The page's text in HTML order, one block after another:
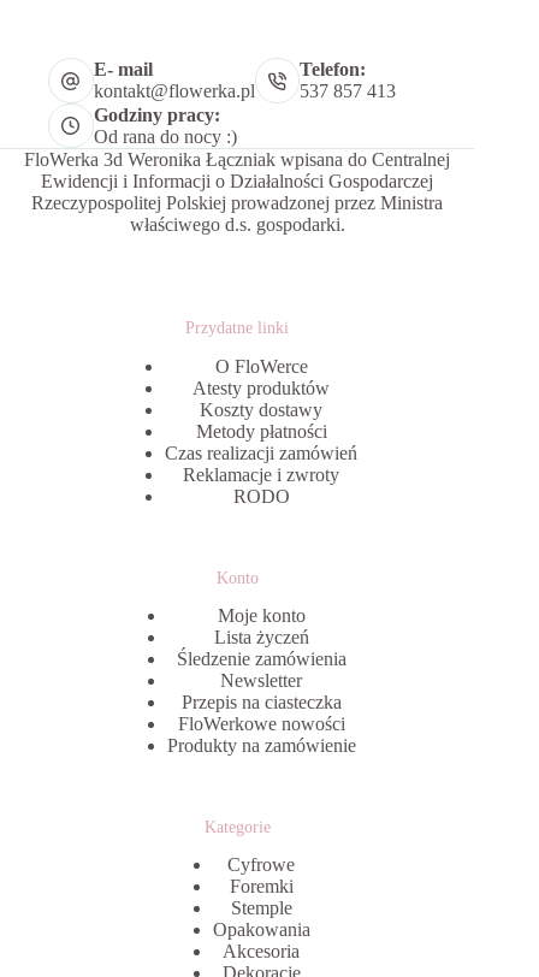
E- mail
kontakt@flowerka.pl
Telefon:
537 857 413
Godziny pracy:
Od rana do nocy :)
FloWerka 3d Weronika Łączniak wpisana do Centralnej
Ewidencji i Informacji o Działalności Gospodarczej
Rzeczypospolitej Polskiej prowadzonej przez Ministra
właściwego d.s. gospodarki.
Przydatne linki
O FloWerce
Atesty produktów
Koszty dostawy
Metody płatności
Czas realizacji zamówień
Reklamacje i zwroty
RODO
Konto
Moje konto
Lista życzeń
Śledzenie zamówienia
Newsletter
Przepis na ciasteczka
FloWerkowe nowości
Produkty na zamówienie
Kategorie
Cyfrowe
Foremki
Stemple
Opakowania
Akcesoria
Dekoracje